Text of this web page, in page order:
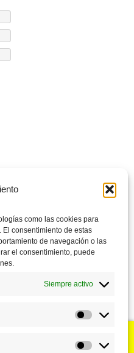
como las cookies para
consentimiento de estas
de navegación o las
el consentimiento, puede
Siempre activo
Marketing